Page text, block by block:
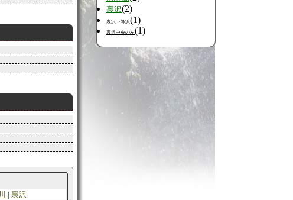
裏沢
裏沢(2)
裏沢下降沢(1)
裏沢中央の左(1)